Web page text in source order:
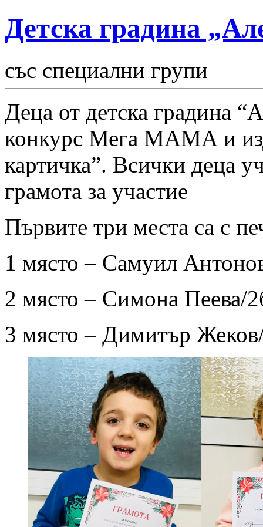
Детска градина
със специални групи
Деца от детска градина
конкурс Мега МАМА и
картичка”. Всички деца
грамота за участие
Първите три места са с
1 място – Самуил
2 място – Симона Пеева/
3 място – Димитър